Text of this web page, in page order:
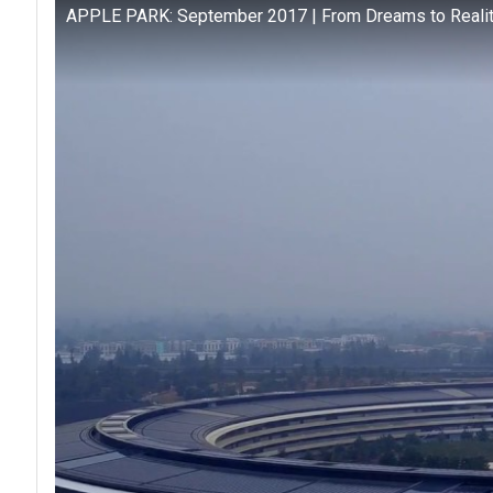
APPLE PARK: September 2017 | From Dreams to